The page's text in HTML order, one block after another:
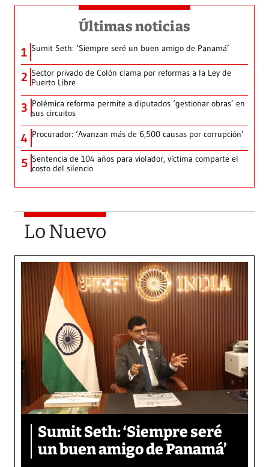
Últimas noticias
1 Sumit Seth: ‘Siempre seré un buen amigo de Panamá’
2 Sector privado de Colón clama por reformas a la Ley de
Puerto Libre
3 Polémica reforma permite a diputados ‘gestionar obras’ en
sus circuitos
4 Procurador: ‘Avanzan más de 6,500 causas por corrupción’
5 Sentencia de 104 años para violador, víctima comparte el
costo del silencio
Lo Nuevo
Sumit Seth: ‘Siempre seré
un buen amigo de Panamá’